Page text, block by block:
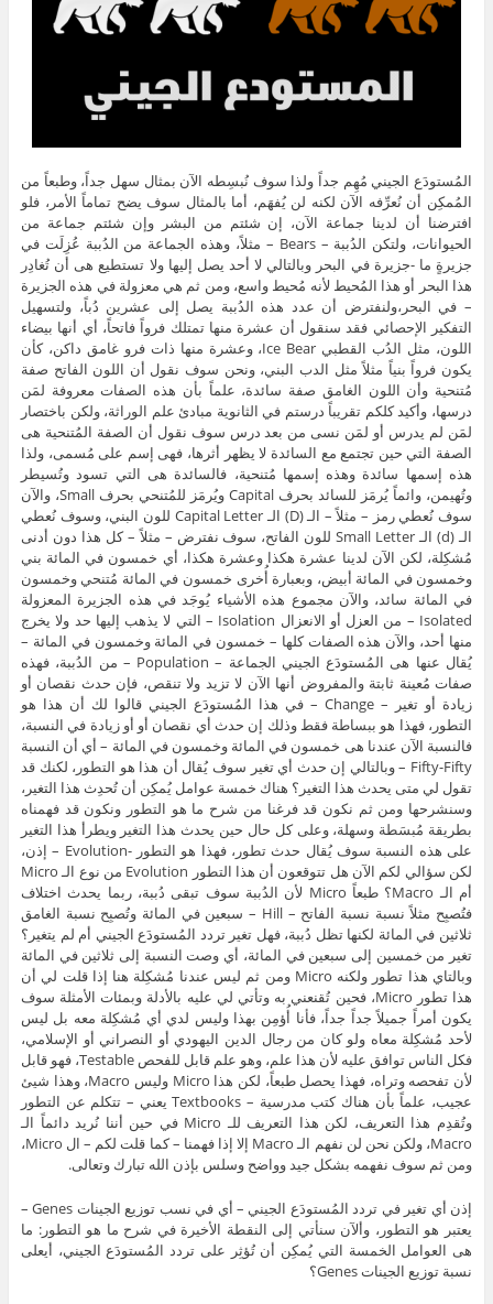
المُستودَع الجيني مُهِم جداً ولذا سوف نُبسِطه الآن بمثال سهل جداً، وطبعاً من
المُمكِن أن نُعرِّفه الآن لكنه لن يُفهَم، أما بالمثال سوف يضح تماماً الأمر، فلو
افترضنا أن لدينا جماعة الآن، إن شئتم من البشر وإن شئتم جماعة من
الحيوانات، ولتكن الدُببة – Bears – مثلاً، وهذه الجماعة من الدُببة عُزِلَت في
جزيرةٍ ما -جزيرة في البحر وبالتالي لا أحد يصل إليها ولا تستطيع هى أن تُغادِر
هذا البحر أو هذا المُحيط لأنه مُحيط واسع، ومن ثم هي معزولة في هذه الجزيرة
– في البحر،ولنفترض أن عدد هذه الدُببة يصل إلى عشرين دُباً، ولتسهيل
التفكير الإحصائي فقد سنقول أن عشرة منها تمتلك فرواً فاتحاً، أي أنها بيضاء
اللون، مثل الدُب القطبي Ice Bear، وعشرة منها ذات فرو غامق داكن، كأن
يكون فرواً بنياً مثلاً مثل الدب البني، ونحن سوف نقول أن اللون الفاتح صفة
مُتنحية وأن اللون الغامق صفة سائدة، علماً بأن هذه الصفات معروفة لمَن
درسها، وأكيد كلكم تقريباً درستم في الثانوية مبادئ علم الوراثة، ولكن باختصار
لمَن لم يدرس أو لمَن نسى من بعد درس سوف نقول أن الصفة المُتنحية هى
الصفة التي حين تجتمع مع السائدة لا يظهر أثرها، فهى إسم على مُسمى، ولذا
هذه إسمها سائدة وهذه إسمها مُتنحية، فالسائدة هى التي تسود وتُسيطر
وتُهيمن، وائماً يُرمَز للسائد بحرف Capital ويُرمَز للمُتنحي بحرف Small، والآن
سوف نُعطي رمز – مثلاً – الـ (D) الـ Capital Letter للون البني، وسوف نُعطي
الـ (d) الـ Small Letter للون الفاتح، سوف نفترض – مثلاً – كل هذا دون أدنى
مُشكِلة، لكن الآن لدينا عشرة هكذا وعشرة هكذا، أي خمسون في المائة بني
وخمسون في المائة أبيض، وبعبارة أُخرى خمسون في المائة مُتنحي وخمسون
في المائة سائد، والآن مجموع هذه الأشياء يُوجَد في هذه الجزيرة المعزولة
Isolated – من العزل أو الانعزال Isolation – التي لا يذهب إليها حد ولا يخرج
منها أحد، والآن هذه الصفات كلها – خمسون في المائة وخمسون في المائة –
يُقال عنها هى المُستودَع الجيني الجماعة – Population – من الدُببة، فهذه
صفات مُعينة ثابتة والمفروض أنها الآن لا تزيد ولا تنقص، فإن حدث نقصان أو
زيادة أو تغير – Change – في هذا المُستودَع الجيني قالوا لك أن هذا هو
التطور، فهذا هو ببساطة فقط وذلك إن حدث أي نقصان أو أو زيادة في النسبة،
فالنسبة الآن عندنا هى خمسون في المائة وخمسون في المائة – أي أن النسبة
Fifty-Fifty – وبالتالي إن حدث أي تغير سوف يُقال أن هذا هو التطور، لكنك قد
تقول لي متى يحدث هذا التغير؟ هناك خمسة عوامل يُمكِن أن تُحدِث هذا التغير،
وسنشرحها ومن ثم نكون قد فرغنا من شرح ما هو التطور ونكون قد فهمناه
بطريقة مُبسَطة وسهلة، وعلى كل حال حين يحدث هذا التغير ويطرأ هذا التغير
على هذه النسبة سوف يُقال حدث تطور، فهذا هو التطور -Evolution – إذن،
لكن سؤالي لكم الآن هل تتوقعون أن هذا التطور Evolution من نوع الـ Micro
أم الـ Macro؟ طبعاً Micro لأن الدُببة سوف تبقى دُببة، ربما يحدث اختلاف
فتُصبِح مثلاً نسبة نسبة الفاتح – Hill – سبعين في المائة وتُصبِح نسبة الغامق
ثلاثين في المائة لكنها تظل دُببة، فهل تغير تردد المُستودَع الجيني أم لم يتغير؟
تغير من خمسين إلى سبعين في المائة، أي وصت النسبة إلى ثلاثين في المائة
وبالتاي هذا تطور ولكنه Micro ومن ثم ليس عندنا مُشكِلة هنا إذا قلت لي أن
هذا تطور Micro، فحين تُقنعني به وتأتي لي عليه بالأدلة وبمئات الأمثلة سوف
يكون أمراً جميلاً جداً جداً، فأنا أُؤمِن بهذا وليس لدي أي مُشكِلة معه بل ليس
لأحد مُشكِلة معاه ولو كان من رجال الدين اليهودي أو النصراني أو الإسلامي،
فكل الناس توافق عليه لأن هذا علم، وهو علم قابل للفحص Testable، فهو قابل
لأن تفحصه وتراه، فهذا يحصل طبعاً، لكن هذا Micro وليس Macro، وهذا شيئ
عجيب، علماً بأن هناك كتب مدرسية – Textbooks يعني – تتكلم عن التطور
وتُقدِم هذا التعريف، لكن هذا التعريف للـ Micro في حين أننا نُريد دائماً الـ
Macro، ولكن نحن لن نفهم الـ Macro إلا إذا فهمنا – كما قلت لكم – ال Micro،
ومن ثم سوف نفهمه بشكل جيد وواضح وسلس بإذن الله تبارك وتعالى.
إذن أي تغير في تردد المُستودَع الجيني – أي في نسب توزيع الجينات Genes –
يعتبر هو التطور، وألآن سنأتي إلى النقطة الأخيرة في شرح ما هو التطور: ما
هى العوامل الخمسة التي يُمكِن أن تُؤثِر على تردد المُستودَع الجيني، أيعلى
نسبة توزيع الجينات Genes؟